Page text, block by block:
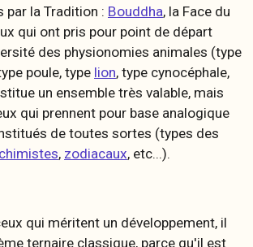
par la Tradition : Bouddha, la Face du
qui ont pris pour point de départ
des physionomies animales (type
poule, type lion, type cynocéphale,
un ensemble très valable, mais
qui prennent pour base analogique
de toutes sortes (types des
, zodiacaux, etc...).
qui méritent un développement, il
ternaire classique, parce qu'il est